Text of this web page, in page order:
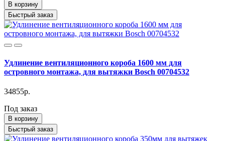
В корзину
Быстрый заказ
Удлинение вентиляционного короба 1600 мм для
островного монтажа, для вытяжки Bosch 00704532
34855р.
Под заказ
В корзину
Быстрый заказ